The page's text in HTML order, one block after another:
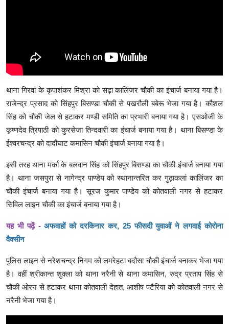
थाना गिरवां के कृपाशंकर मिश्रा को सढ़ा कालिंजर चौकी का इंचार्ज बनाया गया है।
राजेन्द्र प्रसाद को सिंहपुर बिसण्डा चौकी से पखरौली बबेरू भेजा गया है। कौशल
सिंह को चौकी जेल से हटाकर मण्डी समिति का प्रभारी बनाया गया है। एसओजी के
कृष्णदेव त्रिपाठी को कुरसेजा तिन्दवारी का इंचार्ज बनाया गया है। थाना बिसण्डा के
ईश्वरचन्द्र को दादौंघाट कमासिन चौकी इंचार्ज बनाया गया है।
इसी तरह थाना मर्का के बलवान सिंह को सिंहपुर बिसण्डा का चौकी इंचार्ज बनाया गया
है। थाना जसपुरा से नागेन्द्र पाण्डेय को स्थानान्तरित कर गुढ़ाकलां कालिंजर का
चौकी इंचार्ज बनाया गया है। सूरज कुमार पाण्डेय को कोतवाली नगर से हटाकर
सिविल लाइन चौकी का इंचार्ज बनाया गया है।
यह भी पढ़ें - अफवाहों को दरकिनार कर, 25 फीसदी युवाओं ने लगवाई कोरोना
वैक्सीन
पुलिस लाइन से नरेशचन्द्र निगम को लमरेहटा बदौसा चौकी इंचार्ज बनाकर भेजा गया
है। वहीं श्रीकान्त शुक्ला को थाना नरैनी से थाना कमासिन, रुद्र प्रताप सिंह से
चौकी ओरन से हटाकर थाना कोतवाली देहात, आशीष पटैरिया को कोतवाली नगर से
नरैनी भेजा गया है।